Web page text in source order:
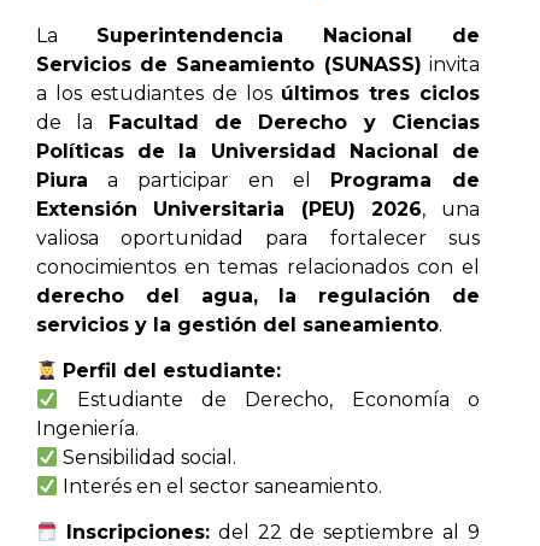
La Superintendencia Nacional de
Servicios de Saneamiento (SUNASS) invita
a los estudiantes de los últimos tres ciclos
de la Facultad de Derecho y Ciencias
Políticas de la Universidad Nacional de
Piura a participar en el Programa de
Extensión Universitaria (PEU) 2026, una
valiosa oportunidad para fortalecer sus
conocimientos en temas relacionados con el
derecho del agua, la regulación de
servicios y la gestión del saneamiento.
Perfil del estudiante:
Estudiante de Derecho, Economía o
Ingeniería.
Sensibilidad social.
Interés en el sector saneamiento.
Inscripciones: del 22 de septiembre al 9